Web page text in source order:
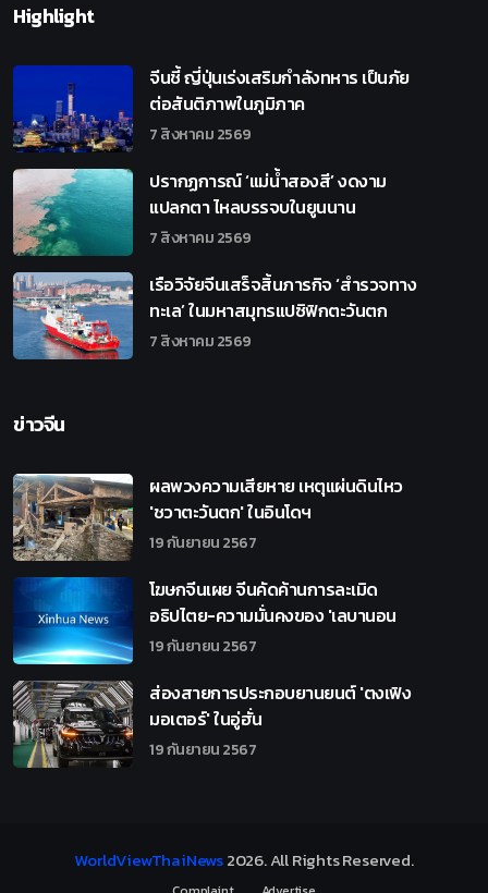
Highlight
จีนชี้ ญี่ปุ่นเร่งเสริมกำลังทหาร เป็นภัย
ต่อสันติภาพในภูมิภาค
7 สิงหาคม 2569
ปรากฏการณ์ ‘แม่น้ำสองสี’ งดงาม
แปลกตา ไหลบรรจบในยูนนาน
7 สิงหาคม 2569
เรือวิจัยจีนเสร็จสิ้นภารกิจ ‘สำรวจทาง
ทะเล’ ในมหาสมุทรแปซิฟิกตะวันตก
7 สิงหาคม 2569
ข่าวจีน
ผลพวงความเสียหาย เหตุแผ่นดินไหว
'ชวาตะวันตก' ในอินโดฯ
19 กันยายน 2567
โฆษกจีนเผย จีนคัดค้านการละเมิด
อธิปไตย-ความมั่นคงของ 'เลบานอน
19 กันยายน 2567
ส่องสายการประกอบยานยนต์ 'ตงเฟิง
มอเตอร์' ในอู่ฮั่น
19 กันยายน 2567
WorldViewThaiNews2026. All Rights Reserved.